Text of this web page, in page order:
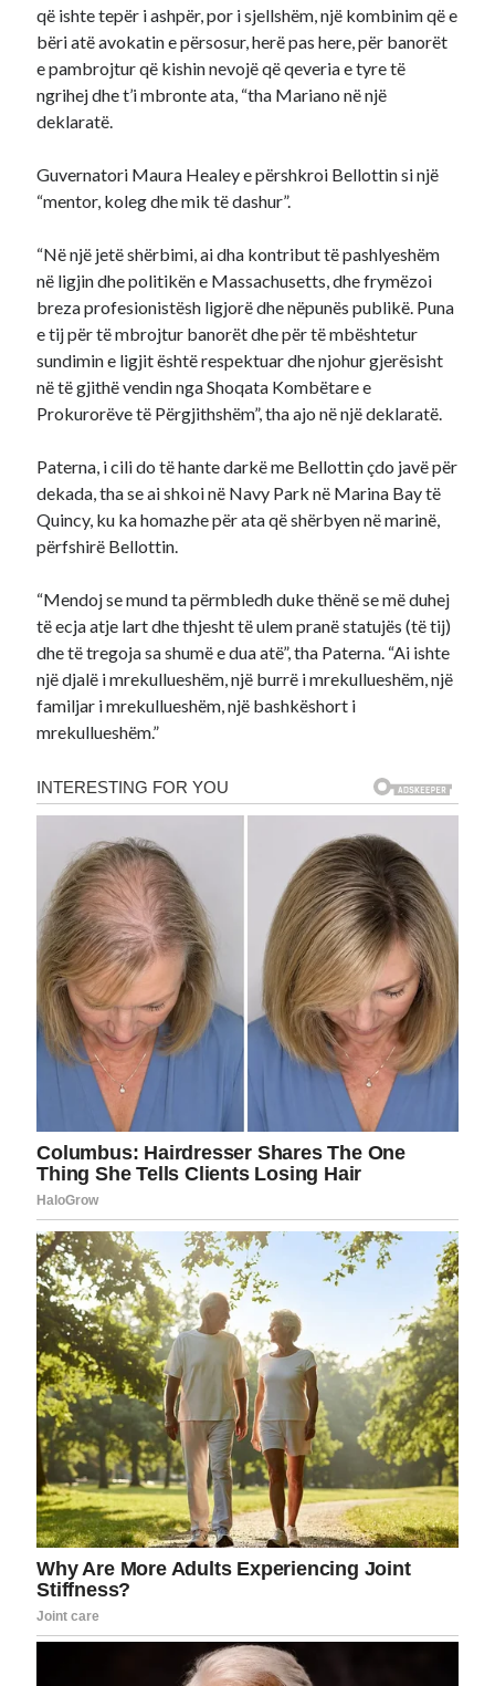
që ishte tepër i ashpër, por i sjellshëm, një kombinim që e
bëri atë avokatin e përsosur, herë pas here, për banorët
e pambrojtur që kishin nevojë që qeveria e tyre të
ngrihej dhe t’i mbronte ata, “tha Mariano në një
deklaratë.
Guvernatori Maura Healey e përshkroi Bellottin si një
“mentor, koleg dhe mik të dashur”.
“Në një jetë shërbimi, ai dha kontribut të pashlyeshëm
në ligjin dhe politikën e Massachusetts, dhe frymëzoi
breza profesionistësh ligjorë dhe nëpunës publikë. Puna
e tij për të mbrojtur banorët dhe për të mbështetur
sundimin e ligjit është respektuar dhe njohur gjerësisht
në të gjithë vendin nga Shoqata Kombëtare e
Prokurorëve të Përgjithshëm”, tha ajo në një deklaratë.
Paterna, i cili do të hante darkë me Bellottin çdo javë për
dekada, tha se ai shkoi në Navy Park në Marina Bay të
Quincy, ku ka homazhe për ata që shërbyen në marinë,
përfshirë Bellottin.
“Mendoj se mund ta përmbledh duke thënë se më duhej
të ecja atje lart dhe thjesht të ulem pranë statujës (të tij)
dhe të tregoja sa shumë e dua atë”, tha Paterna. “Ai ishte
një djalë i mrekullueshëm, një burrë i mrekullueshëm, një
familjar i mrekullueshëm, një bashkëshort i
mrekullueshëm.”